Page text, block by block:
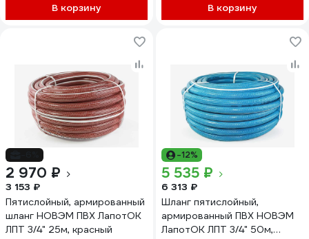
В корзину В корзину
2 970 ₽
3 153 ₽
Пятислойный, армированный
шланг НОВЭМ ПВХ ЛапотОК
ЛПТ 3/4" 25м, красный
-12%
5 535 ₽
6 313 ₽
Шланг пятислойный,
армированный ПВХ НОВЭМ
ЛапотОК ЛПТ 3/4" 50м,